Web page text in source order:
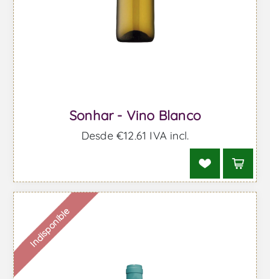
Sonhar - Vino Blanco
Desde €12,61 IVA incl.
Indisponible